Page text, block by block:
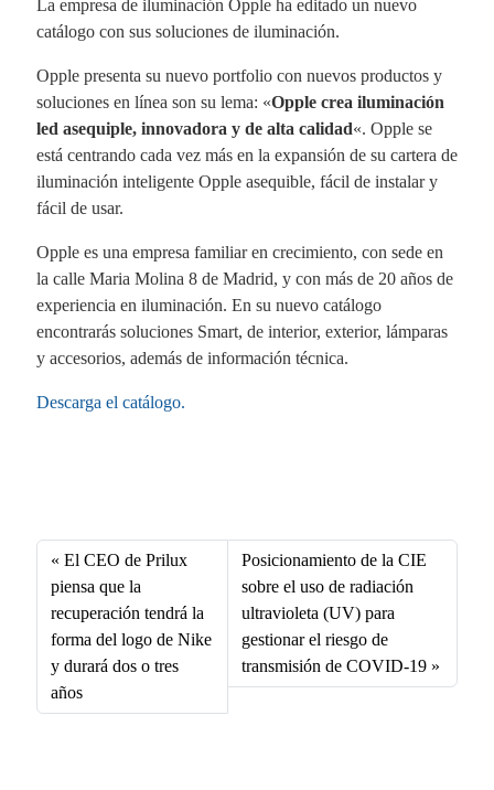
La empresa de iluminación Opple ha editado un nuevo
catálogo con sus soluciones de iluminación.
Opple presenta su nuevo portfolio con nuevos productos y
soluciones en línea son su lema: «Opple crea iluminación
led asequiple, innovadora y de alta calidad«. Opple se
está centrando cada vez más en la expansión de su cartera de
iluminación inteligente Opple asequible, fácil de instalar y
fácil de usar.
Opple es una empresa familiar en crecimiento, con sede en
la calle Maria Molina 8 de Madrid, y con más de 20 años de
experiencia en iluminación. En su nuevo catálogo
encontrarás soluciones Smart, de interior, exterior, lámparas
y accesorios, además de información técnica.
Descarga el catálogo.
bo
ok
ed
In
ail ts
A
pp
El CEO de Prilux
piensa que la
recuperación tendrá la
forma del logo de Nike
y durará dos o tres
años
Posicionamiento de la CIE
sobre el uso de radiación
ultravioleta (UV) para
gestionar el riesgo de
transmisión de COVID-19